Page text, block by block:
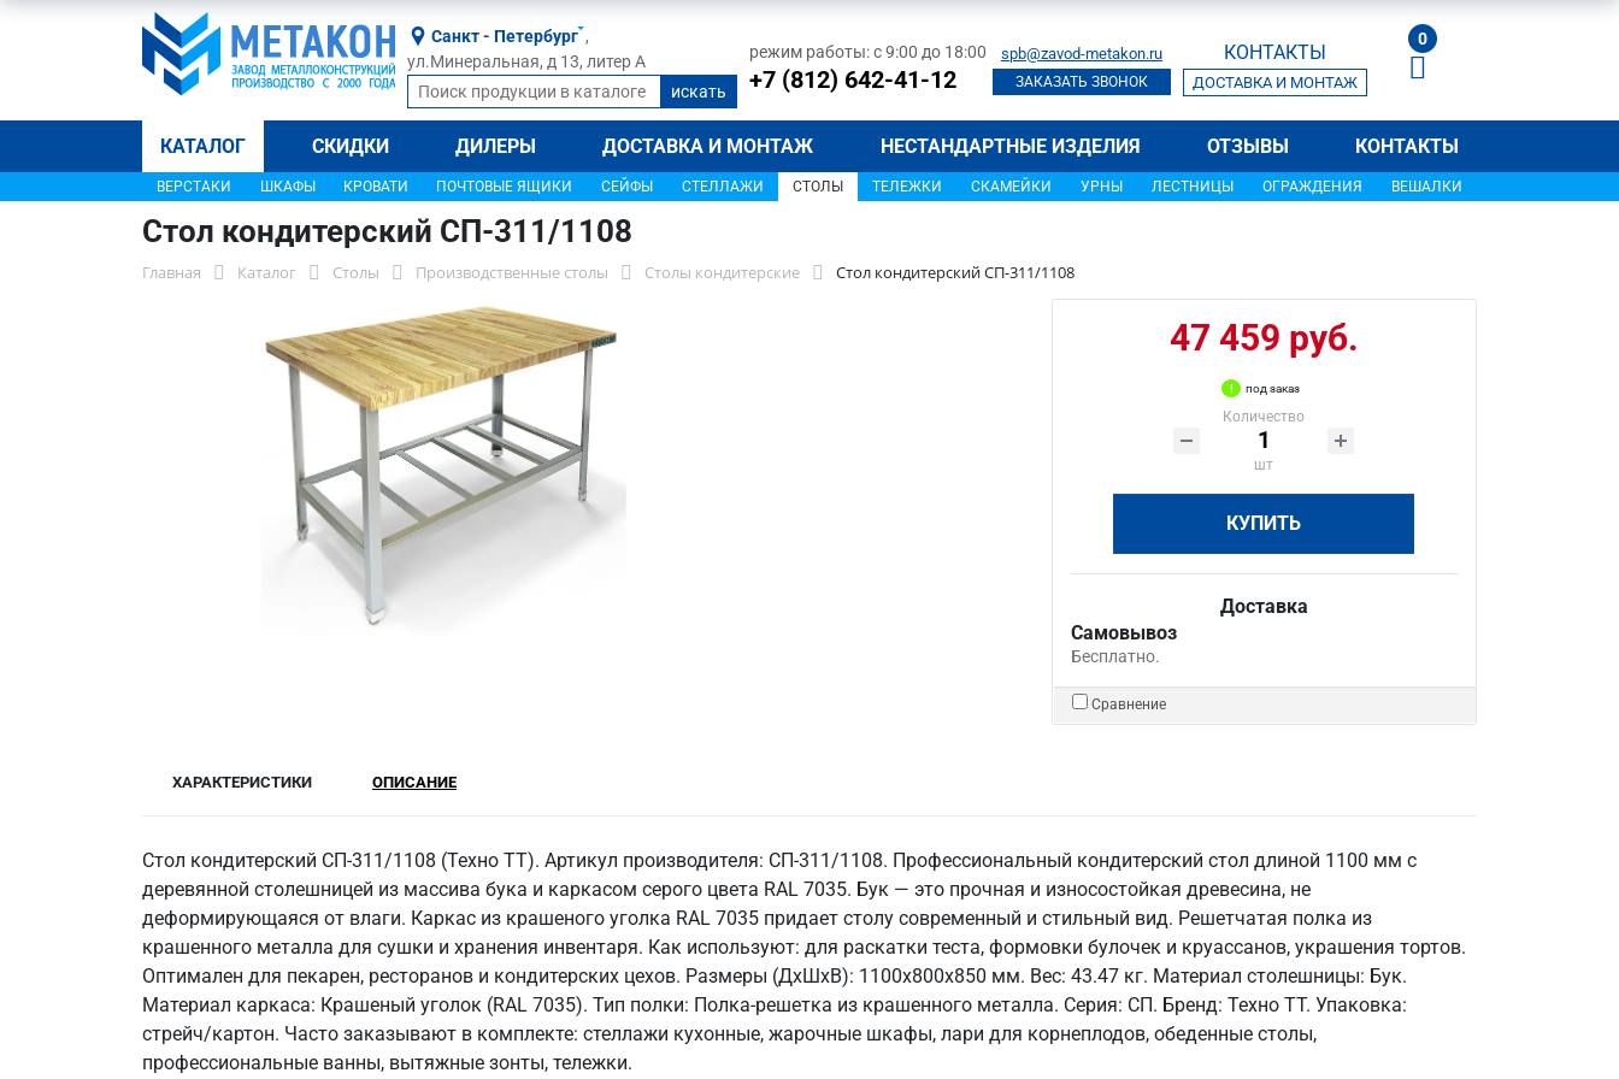
Санкт - Петербург ,
ул.Минеральная, д 13, литер А
режим работы: с 9:00 до 18:00
+7 (812) 642-41-12
spb@zavod-metakon.ru
ЗАКАЗАТЬ ЗВОНОК
КОНТАКТЫ
ДОСТАВКА И МОНТАЖ
0
КАТАЛОГ СКИДКИ ДИЛЕРЫ ДОСТАВКА И МОНТАЖ НЕСТАНДАРТНЫЕ ИЗДЕЛИЯ ОТЗЫВЫ КОНТАКТЫ
ВЕРСТАКИ ШКАФЫ КРОВАТИ ПОЧТОВЫЕ ЯЩИКИ СЕЙФЫ СТЕЛЛАЖИ СТОЛЫ ТЕЛЕЖКИ СКАМЕЙКИ УРНЫ ЛЕСТНИЦЫ ОГРАЖДЕНИЯ ВЕШАЛКИ
Стол кондитерский СП-311/1108
Главная Каталог Столы Производственные столы Столы кондитерские Стол кондитерский СП-311/1108
47 459 руб.
под заказ
Количество
шт
КУПИТЬ
Доставка
Самовывоз
Бесплатно.
Сравнение
ХАРАКТЕРИСТИКИ ОПИСАНИЕ
Стол кондитерский СП-311/1108 (Техно ТТ). Артикул производителя: СП-311/1108. Профессиональный кондитерский стол длиной 1100 мм с
деревянной столешницей из массива бука и каркасом серого цвета RAL 7035. Бук — это прочная и износостойкая древесина, не
деформирующаяся от влаги. Каркас из крашеного уголка RAL 7035 придает столу современный и стильный вид. Решетчатая полка из
крашенного металла для сушки и хранения инвентаря. Как используют: для раскатки теста, формовки булочек и круассанов, украшения тортов.
Оптимален для пекарен, ресторанов и кондитерских цехов. Размеры (ДхШхВ): 1100x800x850 мм. Вес: 43.47 кг. Материал столешницы: Бук.
Материал каркаса: Крашеный уголок (RAL 7035). Тип полки: Полка-решетка из крашенного металла. Серия: СП. Бренд: Техно ТТ. Упаковка:
стрейч/картон. Часто заказывают в комплекте: стеллажи кухонные, жарочные шкафы, лари для корнеплодов, обеденные столы,
профессиональные ванны, вытяжные зонты, тележки.